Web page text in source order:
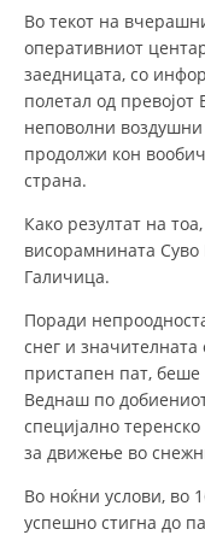
СТРУКТУРА
Во текот на
оперативниот
заедницата, со
полетал од
неповолни
продолжи кон
страна.
Како резултат на
висорамнината
Галичица.
Поради
снег и значителната
пристапен пат,
Веднаш по
специјално
за движење во
Во ноќни услови, во
успешно стигна до